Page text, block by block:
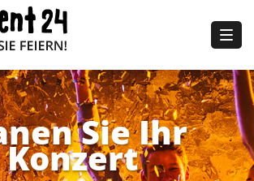
Sie Ihr
Konzert